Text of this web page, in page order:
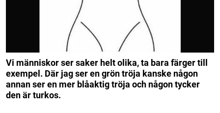
Vi människor ser saker helt olika, ta bara färger till
exempel. Där jag ser en grön tröja kanske någon
annan ser en mer blåaktig tröja och någon tycker
den är turkos.